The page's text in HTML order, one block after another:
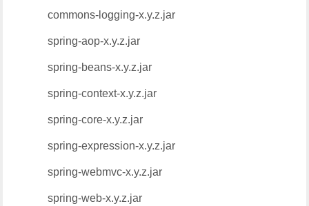
commons-logging-x.y.z.jar
spring-aop-x.y.z.jar
spring-beans-x.y.z.jar
spring-context-x.y.z.jar
spring-core-x.y.z.jar
spring-expression-x.y.z.jar
spring-webmvc-x.y.z.jar
spring-web-x.y.z.jar